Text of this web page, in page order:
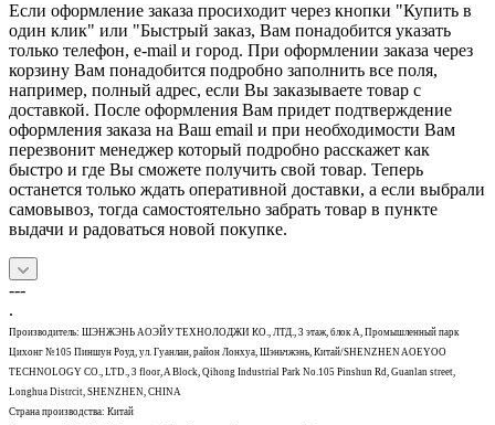
Если оформление заказа просиходит через кнопки "Купить в
один клик" или "Быстрый заказ, Вам понадобится указать
только телефон, e-mail и город. При оформлении заказа через
корзину Вам понадобится подробно заполнить все поля,
например, полный адрес, если Вы заказываете товар с
доставкой. После оформления Вам придет подтверждение
оформления заказа на Ваш email и при необходимости Вам
перезвонит менеджер который подробно расскажет как
быстро и где Вы сможете получить свой товар. Теперь
останется только ждать оперативной доставки, а если выбрали
самовывоз, тогда самостоятельно забрать товар в пункте
выдачи и радоваться новой покупке.
---
.
Производитель: ШЭНЖЭНЬ АОЭЙУ ТЕХНОЛОДЖИ КО., ЛТД., 3 этаж, блок А, Промышленный парк
Цихонг №105 Пиншун Роуд, ул. Гуанлан, район Лонхуа, Шэньчжэнь, Китай/SHENZHEN AOEYOO
TECHNOLOGY CO., LTD., 3 floor, A Block, Qihong Industrial Park No.105 Pinshun Rd, Guanlan street,
Longhua Distrcit, SHENZHEN, CHINA
Страна производства: Китай